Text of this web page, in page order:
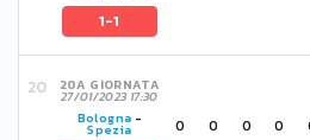
1-1
20A GIORNATA
27/01/2023 17:30
Bologna -
Spezia 0 0 0 0